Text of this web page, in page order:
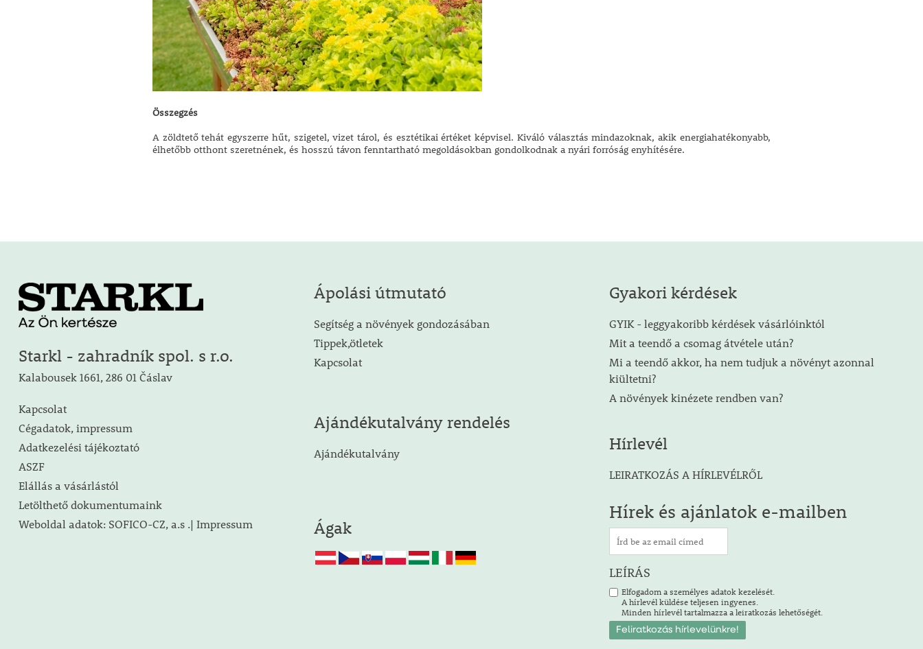
Összegzés
A zöldtető tehát egyszerre hűt, szigetel, vizet tárol, és esztétikai értéket képvisel. Kiváló választás mindazoknak, akik energiahatékonyabb,
élhetőbb otthont szeretnének, és hosszú távon fenntartható megoldásokban gondolkodnak a nyári forróság enyhítésére.
Starkl - zahradník spol. s r.o.
Kalabousek 1661, 286 01 Čáslav
Kapcsolat
Cégadatok, impressum
Adatkezelési tájékoztató
ASZF
Elállás a vásárlástól
Letölthető dokumentumaink
Weboldal adatok: SOFICO-CZ, a.s .| Impressum
Ápolási útmutató
Segítség a növények gondozásában
Tippek,ötletek
Kapcsolat
Ajándékutalvány rendelés
Ajándékutalvány
Ágak
Gyakori kérdések
GYIK - leggyakoribb kérdések vásárlóinktól
Mit a teendő a csomag átvétele után?
Mi a teendő akkor, ha nem tudjuk a növényt azonnal
kiültetni?
A növények kinézete rendben van?
Hírlevél
LEIRATKOZÁS A HÍRLEVÉLRŐL
Hírek és ajánlatok e-mailben
LEÍRÁS
Elfogadom a személyes adatok kezelését.
A hírlevél küldése teljesen ingyenes.
Minden hírlevél tartalmazza a leiratkozás lehetőségét.